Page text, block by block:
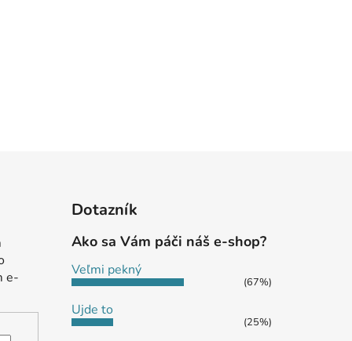
e-
Dotazník
Ako sa Vám páči náš e-shop?
Veľmi pekný
(67%)
Ujde to
(25%)